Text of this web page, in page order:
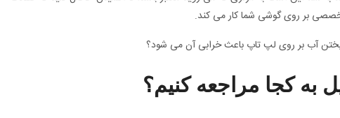
بر روی گوشی شما کار می کند.
به کجا مراجعه کنیم؟